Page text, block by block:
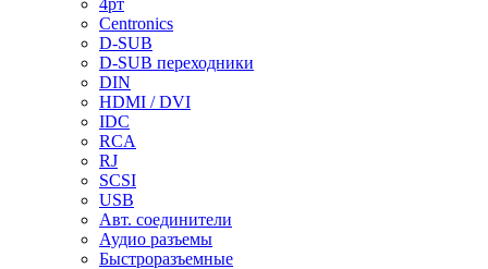
4рт
Centronics
D-SUB
D-SUB переходники
DIN
HDMI / DVI
IDC
RCA
RJ
SCSI
USB
Авт. соединители
Аудио разъемы
Быстроразъемные